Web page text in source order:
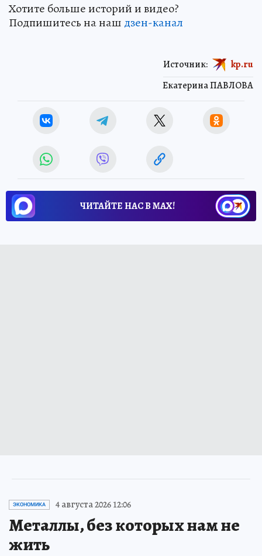
Хотите больше историй и видео?
Подпишитесь на наш дзен-канал
Екатерина ПАВЛОВА
Источник: kp.ru
ЧИТАЙТЕ НАС В МАХ!
ЭКОНОМИКА 4 августа 2026 12:06
Металлы, без которых нам не
жить